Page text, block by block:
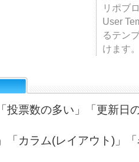
リポブ
User
るテン
けます
投票数の多い」「更新日
「カラム(レイアウト)」